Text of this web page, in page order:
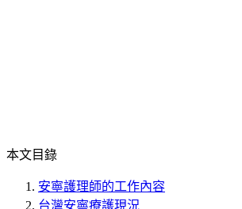
本文目錄
安寧護理師的工作內容
台灣安寧療護現況